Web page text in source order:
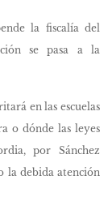
la fiscalía del
se pasa a la
en las escuelas
o dónde las leyes
por Sánchez
la debida atención